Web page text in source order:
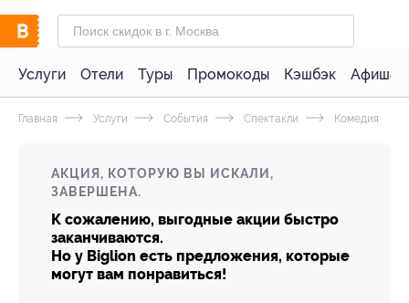
Услуги Отели Туры Промокоды Кэшбэк Афиша
Главная Услуги События Спектакли Комедия
АКЦИЯ, КОТОРУЮ ВЫ ИСКАЛИ,
ЗАВЕРШЕНА.
К сожалению, выгодные акции быстро
заканчиваются.
Но у Biglion есть предложения, которые
могут вам понравиться!